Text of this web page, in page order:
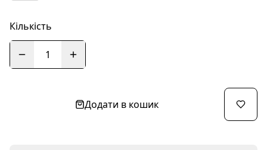
Кількість
1
Додати в кошик